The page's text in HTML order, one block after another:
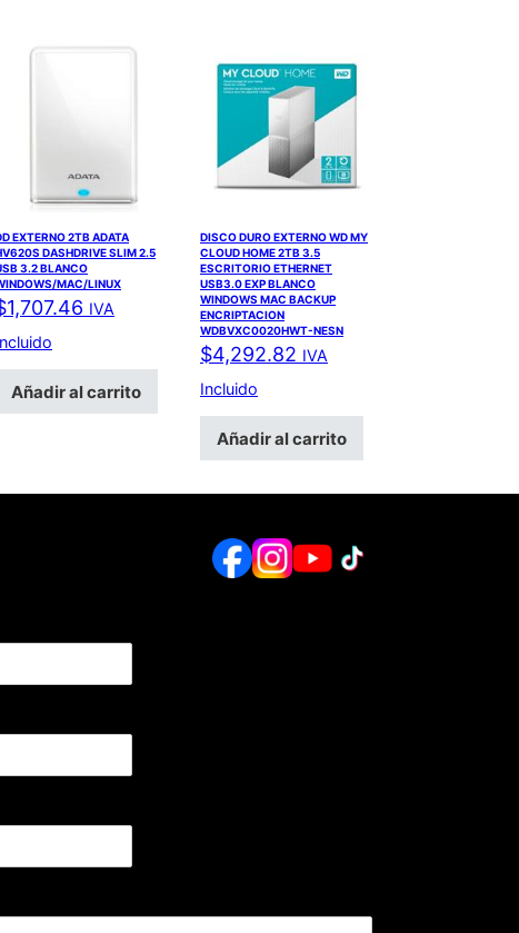
EXTERNO 2TB ADATA
DASHDRIVE SLIM 2.5
3.2 BLANCO
MAC/LINUX
1,707.46 IVA
Añadir al carrito
DISCO DURO EXTERNO WD MY
CLOUD HOME 2TB 3.5
ESCRITORIO ETHERNET
USB3.0 EXP BLANCO
WINDOWS MAC BACKUP
ENCRIPTACION
WDBVXC0020HWT-NESN
$4,292.82 IVA
Incluido
Añadir al carrito